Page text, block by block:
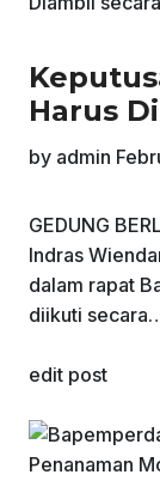
Harus
by admin
GEDUNG
Indras
dalam rapat
diikuti
edit post